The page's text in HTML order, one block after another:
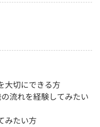
大切にできる方
流れを経験してみたい
みたい方